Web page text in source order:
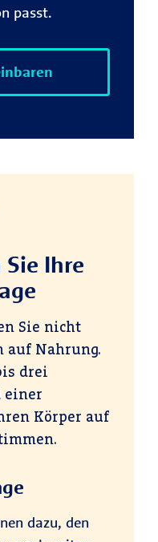
passt.
Ihre
Sie nicht
auf Nahrung.
drei
einer
Körper auf
dazu, den